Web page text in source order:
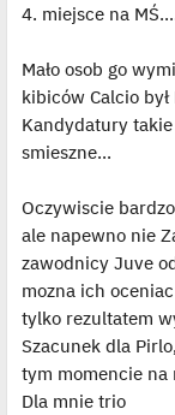
4. miejsce na
Mało osob go
kibiców Calcio
Kandydatury takie
smieszne...
Oczywiscie
ale napewno nie
zawodnicy Juve
mozna ich
tylko rezultatem
Szacunek dla
tym momencie na
Dla mnie trio